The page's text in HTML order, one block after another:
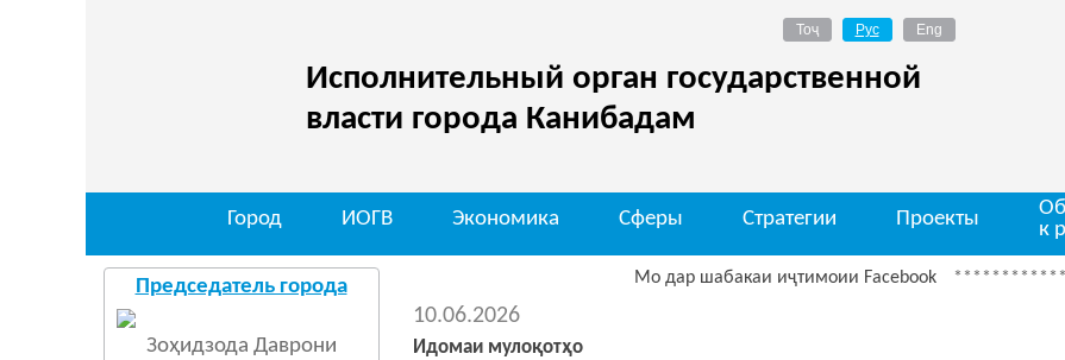
Исполнительный орган государственной
власти города Канибадам
Город ИОГВ Экономика Сферы Стратегии Проекты
к
Председатель города
Зоҳидзода Даврони
Мо дар шабакаи иҷтимоии Facebook *************
10.06.2026
Идомаи мулоқотҳо